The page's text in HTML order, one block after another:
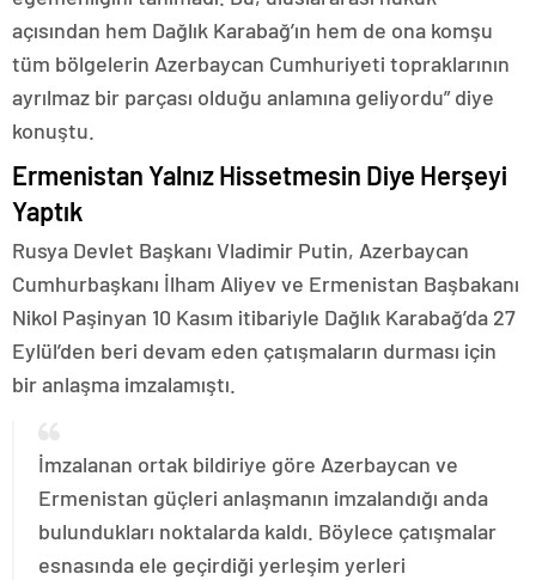
açısından hem Dağlık Karabağ’ın hem de ona komşu
tüm bölgelerin Azerbaycan Cumhuriyeti topraklarının
ayrılmaz bir parçası olduğu anlamına geliyordu” diye
konuştu.
Ermenistan Yalnız Hissetmesin Diye Herşeyi
Yaptık
Rusya Devlet Başkanı Vladimir Putin, Azerbaycan
Cumhurbaşkanı İlham Aliyev ve Ermenistan Başbakanı
Nikol Paşinyan 10 Kasım itibariyle Dağlık Karabağ’da 27
Eylül’den beri devam eden çatışmaların durması için
bir anlaşma imzalamıştı.
İmzalanan ortak bildiriye göre Azerbaycan ve
Ermenistan güçleri anlaşmanın imzalandığı anda
bulundukları noktalarda kaldı. Böylece çatışmalar
esnasında ele geçirdiği yerleşim yerleri